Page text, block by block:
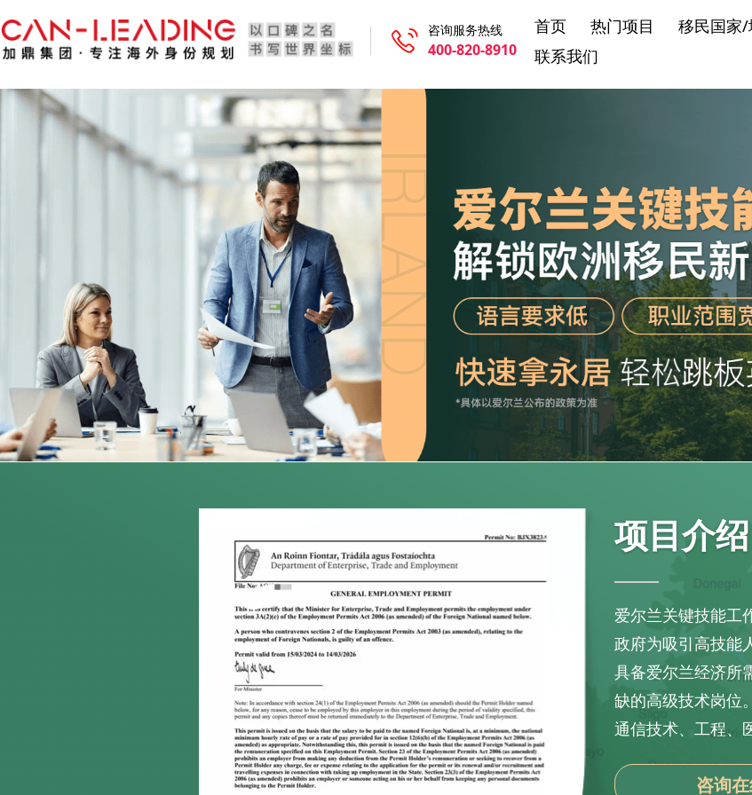
咨询服务热线
400-820-8910
首页 热门项目 移民国家/
联系我们
项目介绍
爱尔兰关键技能
政府为吸引高技能
具备爱尔兰经济所
缺的高级技术岗位
通信技术、工程、
咨询